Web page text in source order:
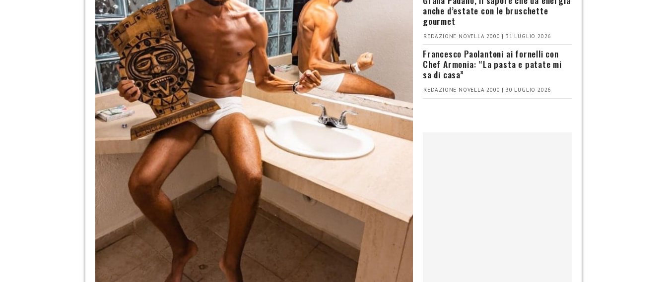
anche d’estate con le bruschette
gourmet
REDAZIONE NOVELLA 2000 | 31 LUGLIO 2026
Francesco Paolantoni ai fornelli con
Chef Armonia: “La pasta e patate mi
sa di casa”
REDAZIONE NOVELLA 2000 | 30 LUGLIO 2026